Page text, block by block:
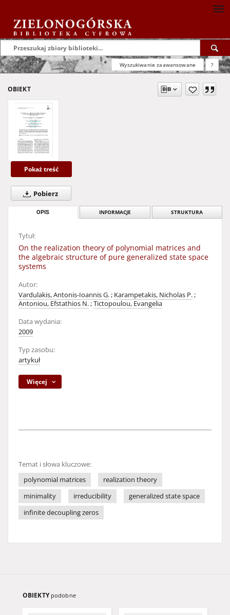
Wyszukiwanie zaawansowane ?
OBIEKT
Pokaż treść
Pobierz
OPIS INFORMACJE STRUKTURA
Tytuł:
On the realization theory of polynomial matrices and
the algebraic structure of pure generalized state space
systems
Autor:
Vardulakis, Antonis-Ioannis G.; Karampetakis, Nicholas P.;
Antoniou, Efstathios N.;Tictopoulou, Evangelia
Data wydania:
2009
Typ zasobu:
artykuł
Więcej
Temat i słowa kluczowe:
polynomial matrices
realization theory
minimality
irreducibility
generalized state space
infinite decoupling zeros
OBIEKTY podobne